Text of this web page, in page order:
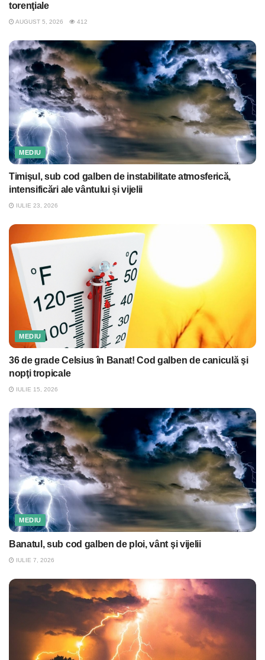
torenţiale
AUGUST 5, 2026 412
MEDIU
Timişul, sub cod galben de instabilitate atmosferică,
intensificări ale vântului și vijelii
IULIE 23, 2026
MEDIU
36 de grade Celsius în Banat! Cod galben de caniculă şi
nopţi tropicale
IULIE 15, 2026
MEDIU
Banatul, sub cod galben de ploi, vânt şi vijelii
IULIE 7, 2026